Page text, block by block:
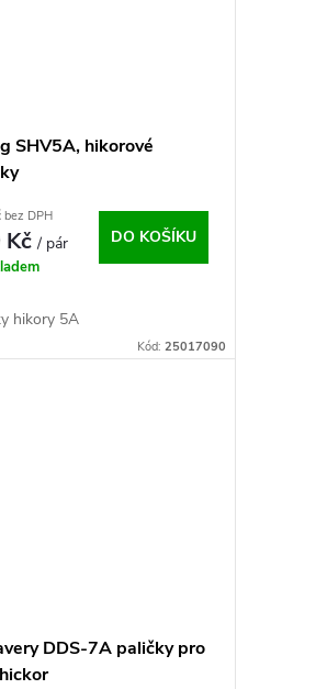
SHV5A, hikorové
bez DPH
Kč/ pár DO KOŠÍKU
hikory 5A
Kód: 25017090
DDS-7A paličky pro